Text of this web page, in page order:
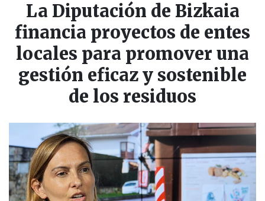
La Diputación de Bizkaia
financia proyectos de entes
locales para promover una
gestión eficaz y sostenible
de los residuos